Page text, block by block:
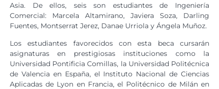
Asia. De ellos, seis son estudiantes de Ingeniería
Comercial: Marcela Altamirano, Javiera Soza, Darling
Fuentes, Montserrat Jerez, Danae Urriola y Ángela Muñoz.
Los estudiantes favorecidos con esta beca cursarán
asignaturas en prestigiosas instituciones como la
Universidad Pontificia Comillas, la Universidad Politécnica
de Valencia en España, el Instituto Nacional de Ciencias
Aplicadas de Lyon en Francia, el Politécnico de Milán en